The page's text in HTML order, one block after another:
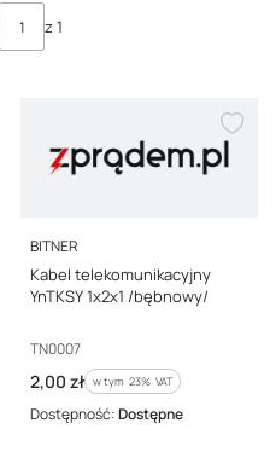
z 1
PRODUCENT
BITNER
Kabel telekomunikacyjny
YnTKSY 1x2x1 /bębnowy/
Kod producenta
TN0007
Cena brutto
2,00 zł w tym %s VAT
w tym 23% VAT
Dostępność:Dostępne